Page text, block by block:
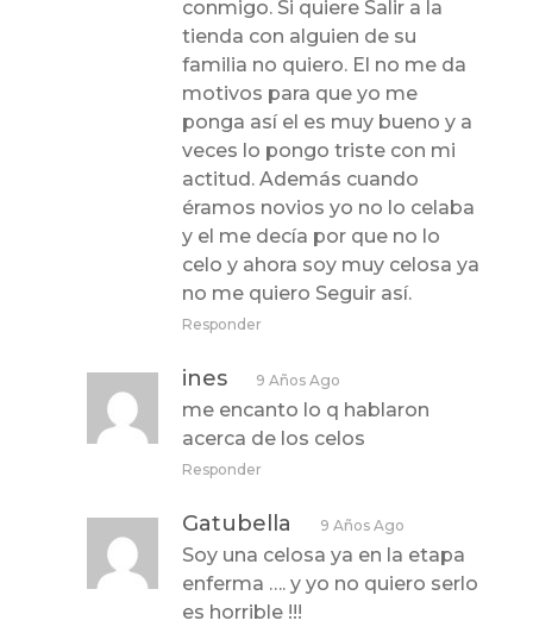
conmigo. Si quiere Salir a la
tienda con alguien de su
familia no quiero. El no me da
motivos para que yo me
ponga así el es muy bueno y a
veces lo pongo triste con mi
actitud. Además cuando
éramos novios yo no lo celaba
y el me decía por que no lo
celo y ahora soy muy celosa ya
no me quiero Seguir así.
Responder
ines 9 Años Ago
me encanto lo q hablaron
acerca de los celos
Responder
Gatubella 9 Años Ago
Soy una celosa ya en la etapa
enferma …. y yo no quiero serlo
es horrible !!!